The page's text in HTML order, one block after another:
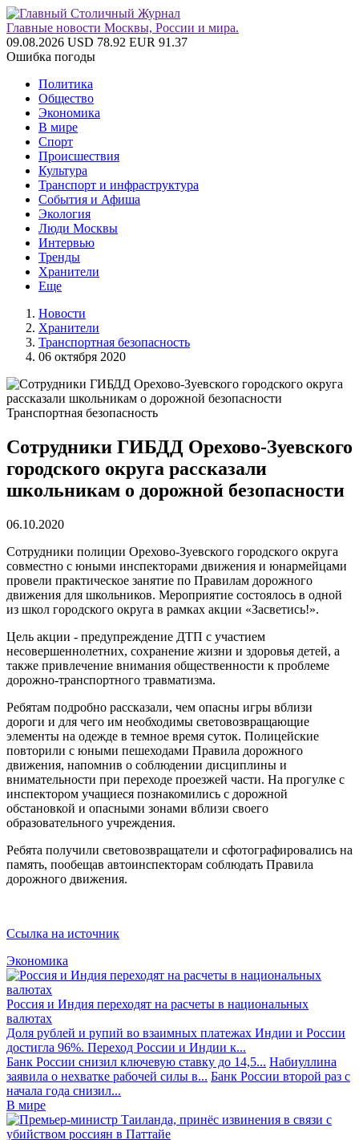
Главные новости Москвы, России и мира.
09.08.2026 USD 78.92 EUR 91.37
Ошибка погоды
Политика
Общество
Экономика
В мире
Спорт
Происшествия
Культура
Транспорт и инфраструктура
События и Афиша
Экология
Люди Москвы
Интервью
Тренды
Хранители
Еще
Новости
Хранители
Транспортная безопасность
06 октября 2020
Транспортная безопасность
Сотрудники ГИБДД Орехово-Зуевского
городского округа рассказали
школьникам о дорожной безопасности
06.10.2020
Сотрудники полиции Орехово-Зуевского городского округа
совместно с юными инспекторами движения и юнармейцами
провели практическое занятие по Правилам дорожного
движения для школьников. Мероприятие состоялось в одной
из школ городского округа в рамках акции «Засветись!».
Цель акции - предупреждение ДТП с участием
несовершеннолетних, сохранение жизни и здоровья детей, а
также привлечение внимания общественности к проблеме
дорожно-транспортного травматизма.
Ребятам подробно рассказали, чем опасны игры вблизи
дороги и для чего им необходимы световозвращающие
элементы на одежде в темное время суток. Полицейские
повторили с юными пешеходами Правила дорожного
движения, напомнив о соблюдении дисциплины и
внимательности при переходе проезжей части. На прогулке с
инспектором учащиеся познакомились с дорожной
обстановкой и опасными зонами вблизи своего
образовательного учреждения.
Ребята получили световозвращатели и сфотографировались на
память, пообещав автоинспекторам соблюдать Правила
дорожного движения.
Ссылка на источник
Экономика
Россия и Индия переходят на расчеты в национальных
валютах
Доля рублей и рупий во взаимных платежах Индии и России
достигла 96%. Переход России и Индии к...
Банк России снизил ключевую ставку до 14,5... Набиуллина
заявила о нехватке рабочей силы в... Банк России второй раз с
начала года снизил...
В мире